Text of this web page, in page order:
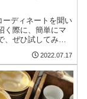
ディネートを聞い
く際に、簡単にマ
、ぜひ試してみて
2022.07.17